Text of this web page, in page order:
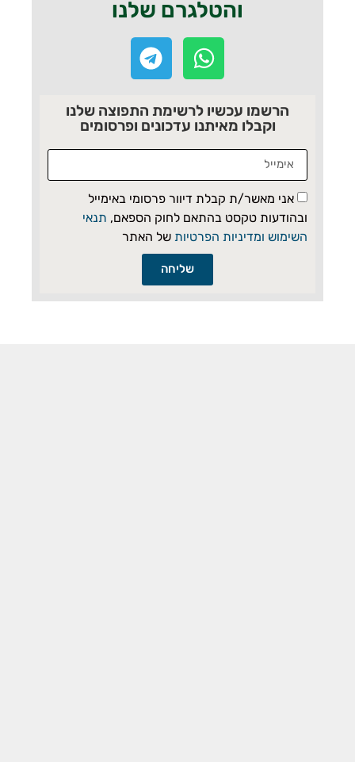
והטלגרם שלנו
הרשמו עכשיו לרשימת התפוצה שלנו
וקבלו מאיתנו עדכונים ופרסומים
אני מאשר/ת קבלת דיוור פרסומי באימייל
ובהודעות טקסט בהתאם לחוק הספאם, תנאי
השימוש ומדיניות הפרטיות של האתר
שליחה